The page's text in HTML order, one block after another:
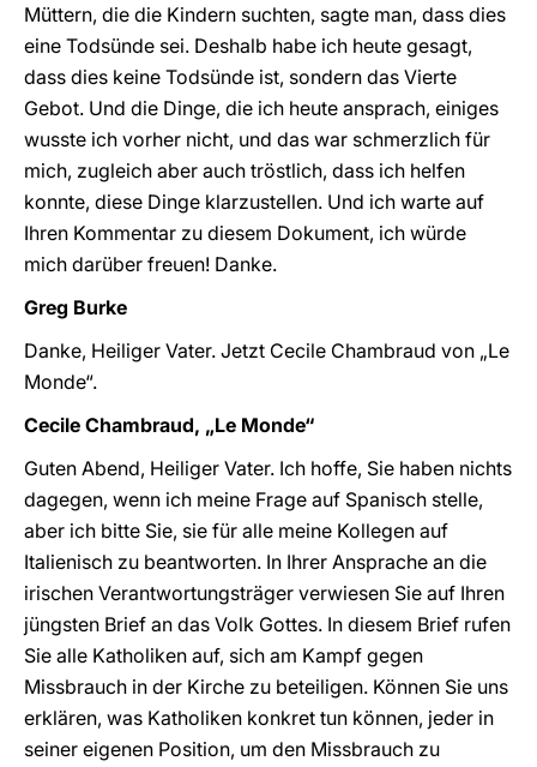
Müttern, die die Kindern suchten, sagte man, dass dies
eine Todsünde sei. Deshalb habe ich heute gesagt,
dass dies keine Todsünde ist, sondern das Vierte
Gebot. Und die Dinge, die ich heute ansprach, einiges
wusste ich vorher nicht, und das war schmerzlich für
mich, zugleich aber auch tröstlich, dass ich helfen
konnte, diese Dinge klarzustellen. Und ich warte auf
Ihren Kommentar zu diesem Dokument, ich würde
mich darüber freuen! Danke.
Greg Burke
Danke, Heiliger Vater. Jetzt Cecile Chambraud von „Le
Monde“.
Cecile Chambraud, „Le Monde“
Guten Abend, Heiliger Vater. Ich hoffe, Sie haben nichts
dagegen, wenn ich meine Frage auf Spanisch stelle,
aber ich bitte Sie, sie für alle meine Kollegen auf
Italienisch zu beantworten. In Ihrer Ansprache an die
irischen Verantwortungsträger verwiesen Sie auf Ihren
jüngsten Brief an das Volk Gottes. In diesem Brief rufen
Sie alle Katholiken auf, sich am Kampf gegen
Missbrauch in der Kirche zu beteiligen. Können Sie uns
erklären, was Katholiken konkret tun können, jeder in
seiner eigenen Position, um den Missbrauch zu